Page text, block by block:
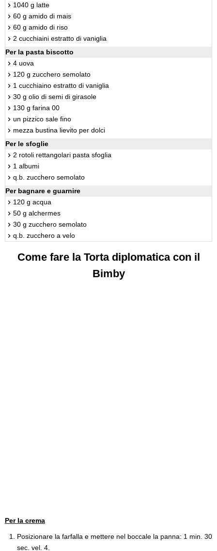
1040 g latte
60 g amido di mais
60 g amido di riso
2 cucchiaini estratto di vaniglia
Per la pasta biscotto
4 uova
120 g zucchero semolato
1 cucchiaino estratto di vaniglia
30 g olio di semi di girasole
130 g farina 00
un pizzico sale fino
mezza bustina lievito per dolci
Per le sfoglie
2 rotoli rettangolari pasta sfoglia
1 albumi
q.b. zucchero semolato
Per bagnare e guarnire
120 g acqua
50 g alchermes
30 g zucchero semolato
q.b. zucchero a velo
Come fare la Torta diplomatica con il
Bimby
Per la crema
Posizionare la farfalla e mettere nel boccale la panna: 1 min. 30
sec. vel. 4.